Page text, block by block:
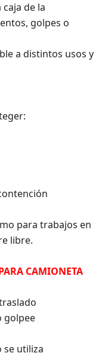
de la
golpes o
a distintos usos y
para trabajos en
libre.
CAMIONETA
golpee
se utiliza